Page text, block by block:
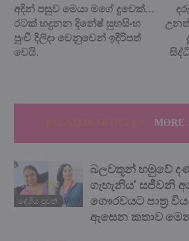
අදින් පසුව මෙයා මගේ දුවෙක්…
රටක් හදුනන දිනේෂ් සුභසිංහ
පුංචි දිලිදා වෙනුවෙන් ඉදිරිපත්
වෙයි.
MORE
දේශිය පුවත්
බලවතූන් හමුවේ
ගැහැනිය’ සජීවනි
ගෞරවයට පාත්‍ර
ඇසෙන කතාව